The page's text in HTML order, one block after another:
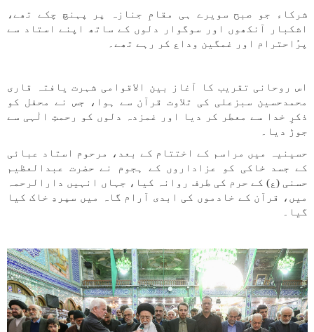
شرکاء جو صبح سویرے ہی مقامِ جنازہ پر پہنچ چکے تھے،
اشکبار آنکھوں اور سوگوار دلوں کے ساتھ اپنے استاد سے
پرُاحترام اور غمگین وداع کر رہے تھے۔
اس روحانی تقریب کا آغاز بین الاقوامی شہرت یافتہ قاری
محمدحسین سبزعلی کی تلاوت قرآن سے ہوا، جس نے محفل کو
ذکرِ خدا سے معطر کر دیا اور غمزدہ دلوں کو رحمتِ الٰہی سے
جوڑ دیا۔
حسینیہ میں مراسم کے اختتام کے بعد، مرحوم استاد عبائی
کے جسد خاکی کو عزاداروں کے ہجوم نے حضرت عبدالعظیم
حسنی (ع) کے حرم کی طرف روانہ کیا، جہاں انہیں دارالرحمہ
میں، قرآن کے خادموں کی ابدی آرام گاہ میں سپردِ خاک کیا
گیا۔